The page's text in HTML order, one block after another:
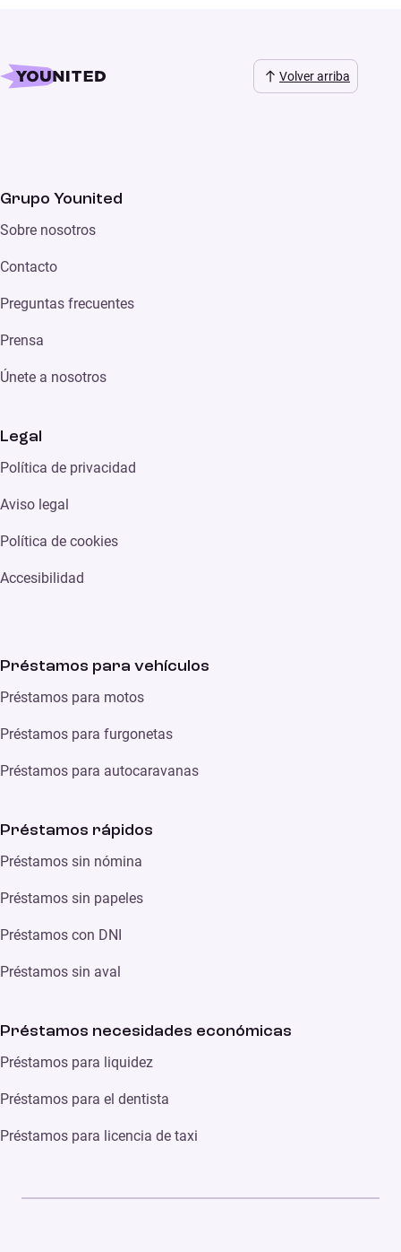
Volver arriba
Grupo Younited
Sobre nosotros
Contacto
Preguntas frecuentes
Prensa
Únete a nosotros
Legal
Política de privacidad
Aviso legal
Política de cookies
Accesibilidad
Préstamos para vehículos
Préstamos para motos
Préstamos para furgonetas
Préstamos para autocaravanas
Préstamos rápidos
Préstamos sin nómina
Préstamos sin papeles
Préstamos con DNI
Préstamos sin aval
Préstamos necesidades económicas
Préstamos para liquidez
Préstamos para el dentista
Préstamos para licencia de taxi